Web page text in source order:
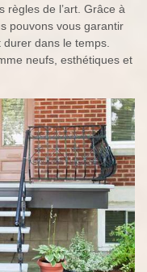
règles de l’art. Grâce à
pouvons vous garantir
dans le temps.
neufs, esthétiques et